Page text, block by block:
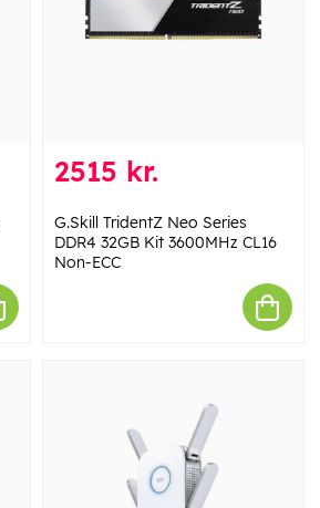
2515 kr.
G.Skill TridentZ Neo Series
DDR4 32GB Kit 3600MHz CL16
Non-ECC